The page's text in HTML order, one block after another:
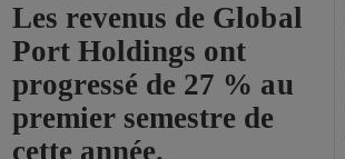
Les revenus de Global
Port Holdings ont
progressé de 27 % au
premier semestre de
cette année.